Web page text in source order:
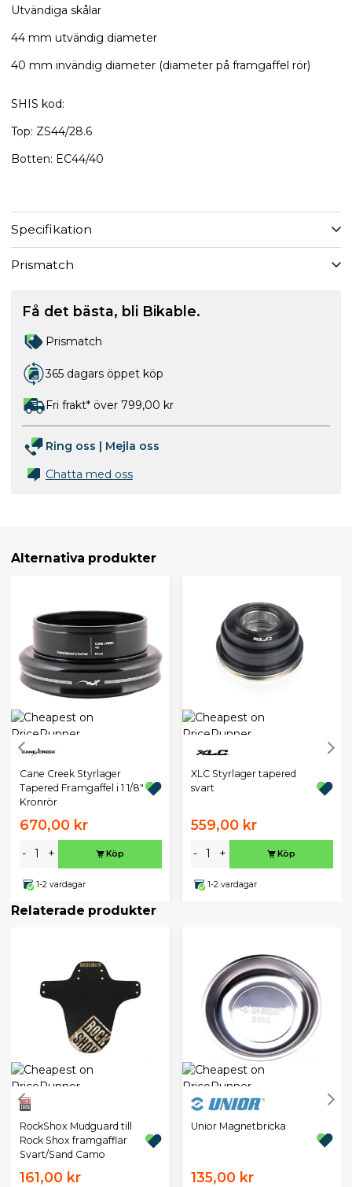
Utvändiga skålar
44 mm utvändig diameter
40 mm invändig diameter (diameter på framgaffel rör)
​SHIS kod:
Top: ZS44/28.6
Botten: EC44/40
Specifikation
Prismatch
Få det bästa, bli Bikable.
Prismatch
365 dagars öppet köp
Fri frakt* över 799,00 kr
Ring oss | Mejla oss
Chatta med oss
Alternativa produkter
Cane Creek Styrlager
Tapered Framgaffel i 1 1/8"
Kronrör
670,00 kr
- + Köp
1-2 vardagar
XLC Styrlager tapered
svart
559,00 kr
- + Köp
1-2 vardagar
Relaterade produkter
RockShox Mudguard till
Rock Shox framgafflar
Svart/Sand Camo
161,00 kr
Unior Magnetbricka
135,00 kr